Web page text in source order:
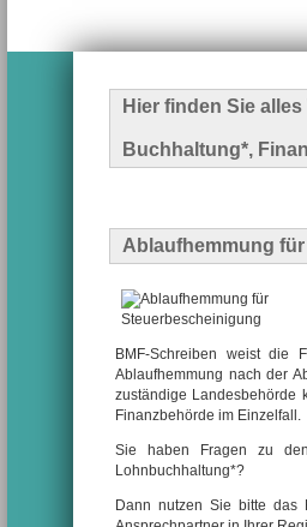
Hier finden Sie
Buchhaltung*,
Ablaufhemmung
BMF-Schreiben weist die
Ablaufhemmung nach der
zuständige Landesbehörde
Finanzbehörde im Einzelfall.
Sie haben Fragen zu
Lohnbuchhaltung*?
Dann nutzen Sie bitte das